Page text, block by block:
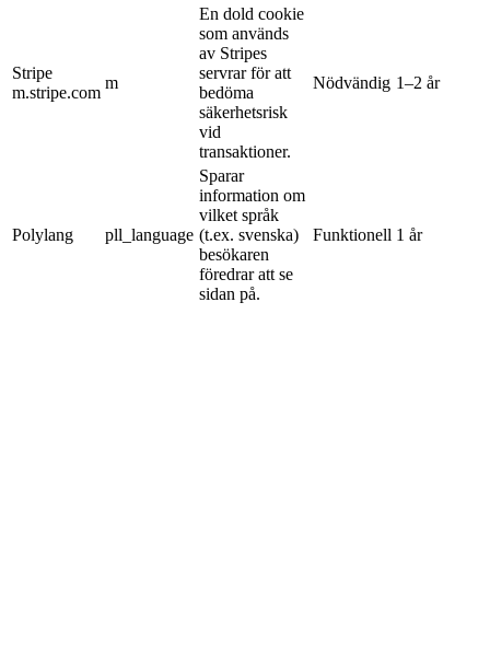
Stripe
m.stripe.com
m
En dold cookie
som används
av Stripes
servrar för att
bedöma
säkerhetsrisk
vid
transaktioner.
Nödvändig 1–2 år
Polylang pll_language
Sparar
information om
vilket språk
(t.ex. svenska)
besökaren
föredrar att se
sidan på.
Funktionell 1 år